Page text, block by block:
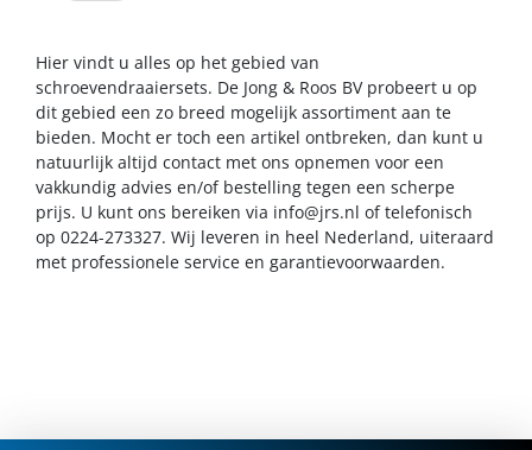
Hier vindt u alles op het gebied van
schroevendraaiersets. De Jong & Roos BV probeert u op
dit gebied een zo breed mogelijk assortiment aan te
bieden. Mocht er toch een artikel ontbreken, dan kunt u
natuurlijk altijd contact met ons opnemen voor een
vakkundig advies en/of bestelling tegen een scherpe
prijs. U kunt ons bereiken via info@jrs.nl of telefonisch
op 0224-273327. Wij leveren in heel Nederland, uiteraard
met professionele service en garantievoorwaarden.